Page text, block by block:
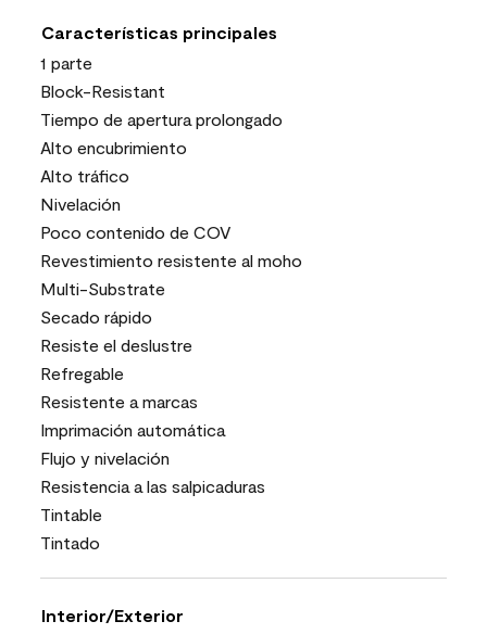
Características principales
1 parte
Block-Resistant
Tiempo de apertura prolongado
Alto encubrimiento
Alto tráfico
Nivelación
Poco contenido de COV
Revestimiento resistente al moho
Multi-Substrate
Secado rápido
Resiste el deslustre
Refregable
Resistente a marcas
Imprimación automática
Flujo y nivelación
Resistencia a las salpicaduras
Tintable
Tintado
Interior/Exterior